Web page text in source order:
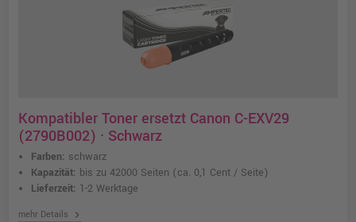
Kompatibler Toner ersetzt Canon C-EXV29
(2790B002) · Schwarz
Farben: schwarz
Kapazität: bis zu 42000 Seiten (ca. 0,1 Cent / Seite)
Lieferzeit: 1-2 Werktage
mehr Details chevron_right